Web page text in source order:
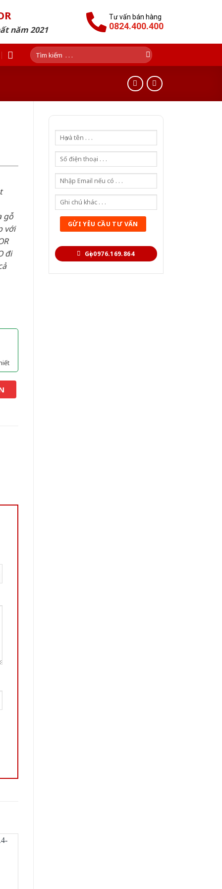
năm 2021
Tư vấn bán hàng
0824.400.400
Tìm
kiếm:
Gọi 0976.169.864
gỗ
với
đi